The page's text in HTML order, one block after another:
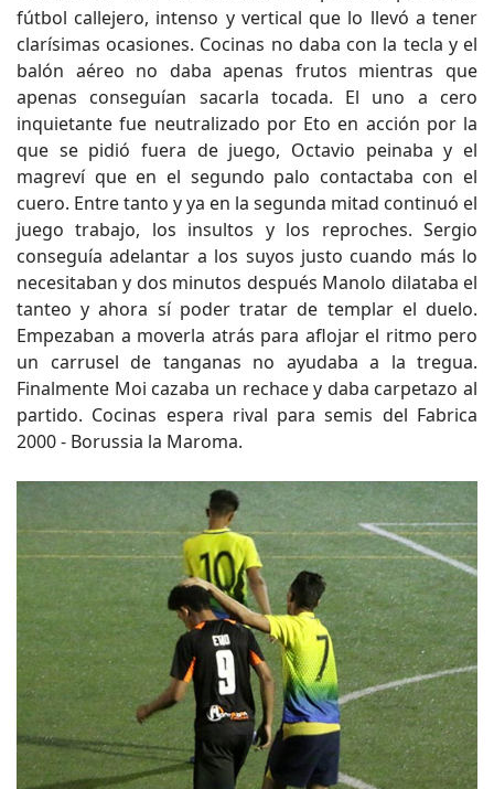
fútbol callejero, intenso y vertical que lo llevó a tener
clarísimas ocasiones. Cocinas no daba con la tecla y el
balón aéreo no daba apenas frutos mientras que
apenas conseguían sacarla tocada. El uno a cero
inquietante fue neutralizado por Eto en acción por la
que se pidió fuera de juego, Octavio peinaba y el
magreví que en el segundo palo contactaba con el
cuero. Entre tanto y ya en la segunda mitad continuó el
juego trabajo, los insultos y los reproches. Sergio
conseguía adelantar a los suyos justo cuando más lo
necesitaban y dos minutos después Manolo dilataba el
tanteo y ahora sí poder tratar de templar el duelo.
Empezaban a moverla atrás para aflojar el ritmo pero
un carrusel de tanganas no ayudaba a la tregua.
Finalmente Moi cazaba un rechace y daba carpetazo al
partido. Cocinas espera rival para semis del Fabrica
2000 - Borussia la Maroma.